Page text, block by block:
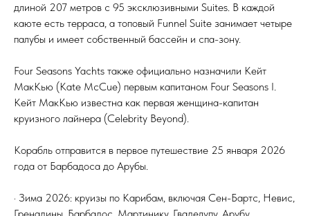
длиной 207 метров с 95 эксклюзивными Suites. В каждой
каюте есть терраса, а топовый Funnel Suite занимает четыре
палубы и имеет собственный бассейн и спа-зону.
Four Seasons Yachts также официально назначили Кейт
МакКью (Kate McCue) первым капитаном Four Seasons I.
Кейт МакКью известна как первая женщина-капитан
круизного лайнера (Celebrity Beyond).
Корабль отправится в первое путешествие 25 января 2026
года от Барбадоса до Арубы.
· Зима 2026: круизы по Карибам, включая Сен-Бартс, Невис,